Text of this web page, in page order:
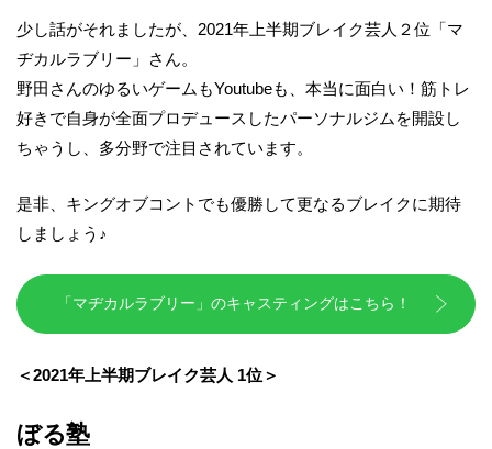
少し話がそれましたが、2021年上半期ブレイク芸人２位「マ
ヂカルラブリー」さん。
野田さんのゆるいゲームもYoutubeも、本当に面白い！筋トレ
好きで自身が全面プロデュースしたパーソナルジムを開設し
ちゃうし、多分野で注目されています。
是非、キングオブコントでも優勝して更なるブレイクに期待
しましょう♪
「マヂカルラブリー」のキャスティングはこちら！
＜2021年上半期ブレイク芸人 1位＞
ぼる塾